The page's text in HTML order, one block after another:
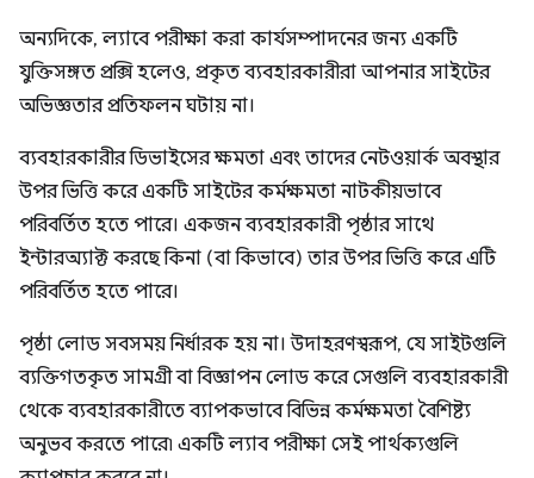
অন্যদিকে, ল্যাবে পরীক্ষা করা কার্যসম্পাদনের জন্য একটি
যুক্তিসঙ্গত প্রক্সি হলেও, প্রকৃত ব্যবহারকারীরা আপনার সাইটের
অভিজ্ঞতার প্রতিফলন ঘটায় না।
ব্যবহারকারীর ডিভাইসের ক্ষমতা এবং তাদের নেটওয়ার্ক অবস্থার
উপর ভিত্তি করে একটি সাইটের কর্মক্ষমতা নাটকীয়ভাবে
পরিবর্তিত হতে পারে। একজন ব্যবহারকারী পৃষ্ঠার সাথে
ইন্টারঅ্যাক্ট করছে কিনা (বা কিভাবে) তার উপর ভিত্তি করে এটি
পরিবর্তিত হতে পারে।
পৃষ্ঠা লোড সবসময় নির্ধারক হয় না। উদাহরণস্বরূপ, যে সাইটগুলি
ব্যক্তিগতকৃত সামগ্রী বা বিজ্ঞাপন লোড করে সেগুলি ব্যবহারকারী
থেকে ব্যবহারকারীতে ব্যাপকভাবে বিভিন্ন কর্মক্ষমতা বৈশিষ্ট্য
অনুভব করতে পারে৷ একটি ল্যাব পরীক্ষা সেই পার্থক্যগুলি